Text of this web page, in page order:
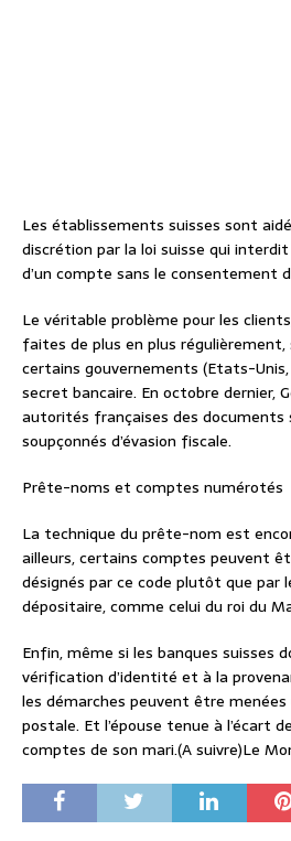
Les établissements suisses sont
discrétion par la loi suisse qui interdit
d’un compte sans le consentement
Le véritable problème pour les
faites de plus en plus régulièrement,
certains gouvernements (Etats-Unis,
secret bancaire. En octobre dernier,
autorités françaises des documents
soupçonnés d’évasion fiscale.
Prête-noms et comptes numérotés
La technique du prête-nom est
ailleurs, certains comptes peuvent
désignés par ce code plutôt que par
dépositaire, comme celui du roi du
Enfin, même si les banques suisses
vérification d’identité et à la
les démarches peuvent être
postale. Et l’épouse tenue à l’écart
comptes de son mari.(A suivre)Le